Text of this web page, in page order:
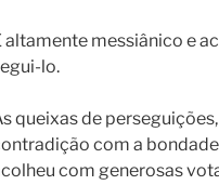
altamente messiânico e
lo.
queixas de
com a
com generosas